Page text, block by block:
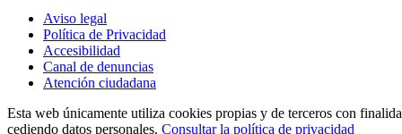
Aviso legal
Política de Privacidad
Accesibilidad
Canal de denuncias
Atención ciudadana
Esta web únicamente utiliza cookies propias y de terceros con
cediendo datos personales. Consultar la política de privacidad